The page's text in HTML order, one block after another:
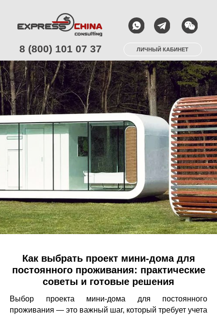
ЛИЧНЫЙ КАБИНЕТ
Как выбрать проект мини-дома для
постоянного проживания: практические
советы и готовые решения
Выбор проекта мини-дома для постоянного
проживания — это важный шаг, который требует учета